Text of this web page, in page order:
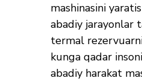
mashinasini
abadiy jarayonlar
termal
kunga qadar
abadiy harakat